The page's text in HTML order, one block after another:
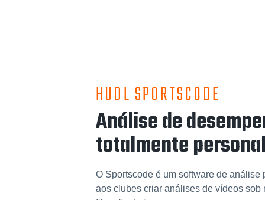
HUDL SPORTSCODE
Análise de
totalmente
O Sportscode é um software de
aos clubes criar análises de vídeos sob